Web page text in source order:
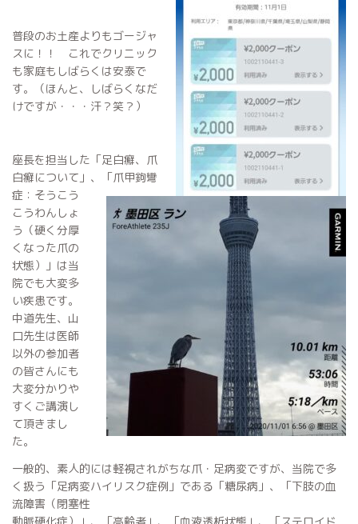
普段のお土産よりもゴージャ
スに！！ これでクリニック
も家庭もしばらくは安泰で
す。（ほんと、しばらくなだ
けですが・・・汗？笑？）
座長を担当した「足白癬、爪
白癬について」、「爪甲鉤彎
症：そうこう
こうわんしょ
う（硬く分厚
くなった爪の
状態）」は当
院でも大変多
い疾患です。
中道先生、山
口先生は医師
以外の参加者
の皆さんにも
大変分かりや
すくご講演し
て頂きまし
た。
一般的、素人的には軽視されがちな爪・足病変ですが、当院で多
く扱う「足病変ハイリスク症例」である「糖尿病」、「下肢の血
流障害（閉塞性
動脈硬化症）」、「高齢者」、「血液透析状態」、「ステロイド